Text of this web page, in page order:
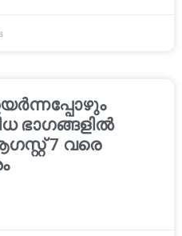
ഭാഗങ്ങളിൽ
7 വരെ